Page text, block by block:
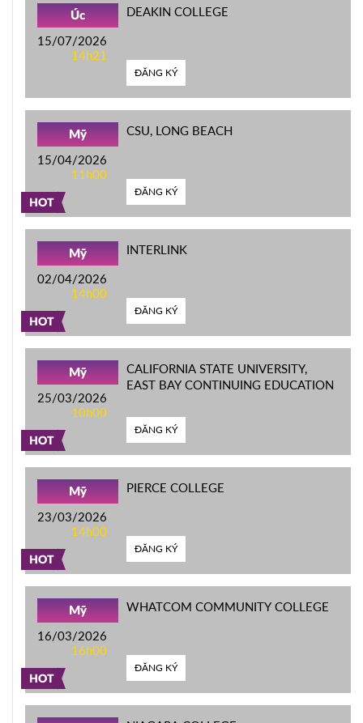
Úc
15/07/2026
14h21
DEAKIN COLLEGE
ĐĂNG KÝ
HOT
Mỹ
15/04/2026
11h00
CSU, LONG BEACH
ĐĂNG KÝ
HOT
Mỹ
02/04/2026
14h00
INTERLINK
ĐĂNG KÝ
HOT
Mỹ
25/03/2026
10h00
CALIFORNIA STATE UNIVERSITY,
EAST BAY CONTINUING EDUCATION
ĐĂNG KÝ
HOT
Mỹ
23/03/2026
14h00
PIERCE COLLEGE
ĐĂNG KÝ
HOT
Mỹ
16/03/2026
16h00
WHATCOM COMMUNITY COLLEGE
ĐĂNG KÝ